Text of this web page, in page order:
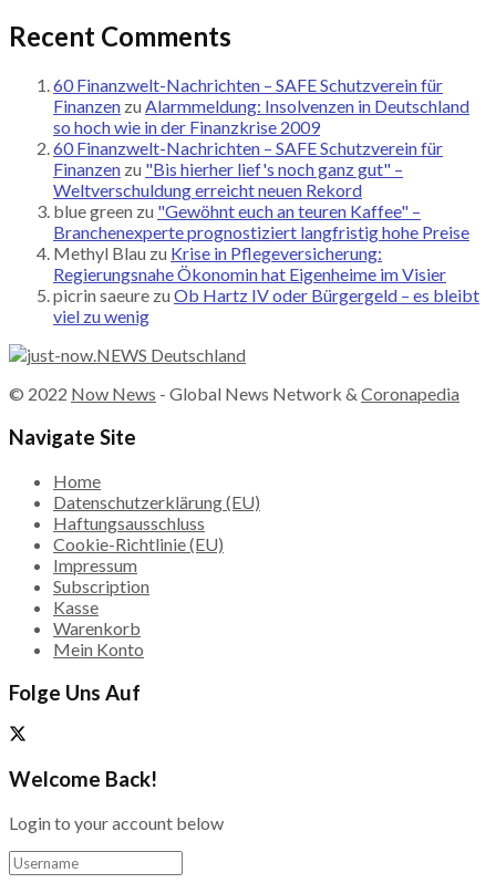
Recent Comments
60 Finanzwelt-Nachrichten – SAFE Schutzverein für
Finanzen zu Alarmmeldung: Insolvenzen in Deutschland
so hoch wie in der Finanzkrise 2009
60 Finanzwelt-Nachrichten – SAFE Schutzverein für
Finanzen zu "Bis hierher lief's noch ganz gut" –
Weltverschuldung erreicht neuen Rekord
blue green zu "Gewöhnt euch an teuren Kaffee" –
Branchenexperte prognostiziert langfristig hohe Preise
Methyl Blau zu Krise in Pflegeversicherung:
Regierungsnahe Ökonomin hat Eigenheime im Visier
picrin saeure zu Ob Hartz IV oder Bürgergeld – es bleibt
viel zu wenig
© 2022 Now News - Global News Network & Coronapedia
Navigate Site
Home
Datenschutzerklärung (EU)
Haftungsausschluss
Cookie-Richtlinie (EU)
Impressum
Subscription
Kasse
Warenkorb
Mein Konto
Folge Uns Auf
Welcome Back!
Login to your account below